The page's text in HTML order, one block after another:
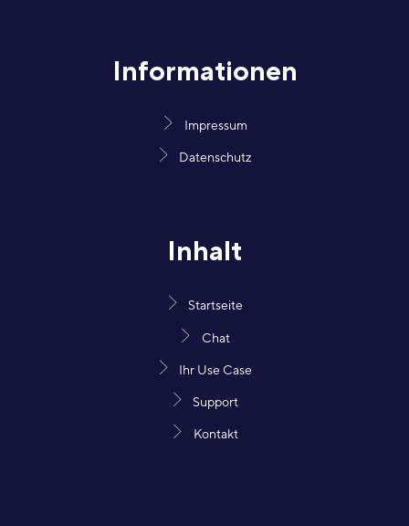
Informationen
Impressum
Datenschutz
Inhalt
Startseite
Chat
Ihr Use Case
Support
Kontakt